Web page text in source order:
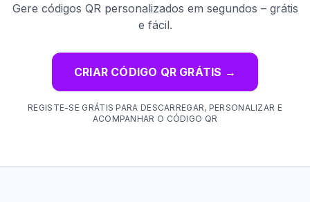
Gere códigos QR personalizados em segundos – grátis
e fácil.
CRIAR CÓDIGO QR GRÁTIS →
REGISTE-SE GRÁTIS PARA DESCARREGAR, PERSONALIZAR E
ACOMPANHAR O CÓDIGO QR